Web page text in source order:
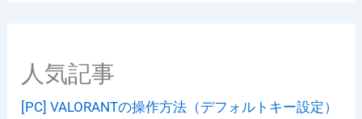
人気記事
[PC] VALORANTの操作方法（デフォルトキー設定）